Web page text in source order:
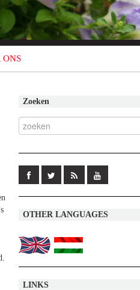
ONS
Zoeken
OTHER LANGUAGES
LINKS